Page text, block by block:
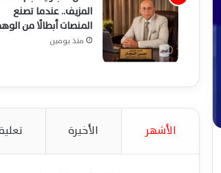
المزيف.. عندما تصنع
المنصات أبطالًا من
منذ يومين
الأشهر الأخيرة